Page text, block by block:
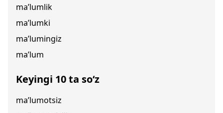
ma’lumlik
ma’lumki
ma’lumingiz
ma’lum
Keyingi 10 ta so‘z
ma’lumotsiz